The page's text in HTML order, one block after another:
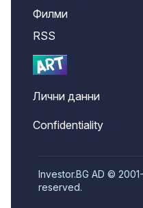
Филми
RSS
Лични данни
Confidentiality
Investor.BG AD ©
reserved.